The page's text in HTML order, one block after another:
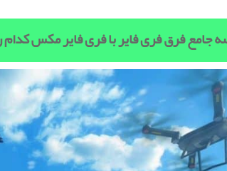
جامع فرق فری فایر با فری فایر مکس کدام